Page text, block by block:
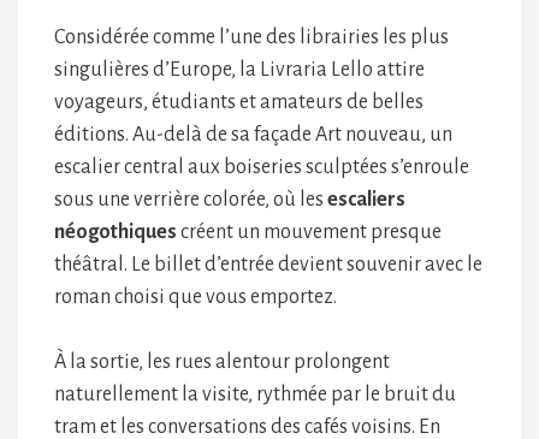
Considérée comme l’une des librairies les plus
singulières d’Europe, la Livraria Lello attire
voyageurs, étudiants et amateurs de belles
éditions. Au-delà de sa façade Art nouveau, un
escalier central aux boiseries sculptées s’enroule
sous une verrière colorée, où les escaliers
néogothiques créent un mouvement presque
théâtral. Le billet d’entrée devient souvenir avec le
roman choisi que vous emportez.
À la sortie, les rues alentour prolongent
naturellement la visite, rythmée par le bruit du
tram et les conversations des cafés voisins. En